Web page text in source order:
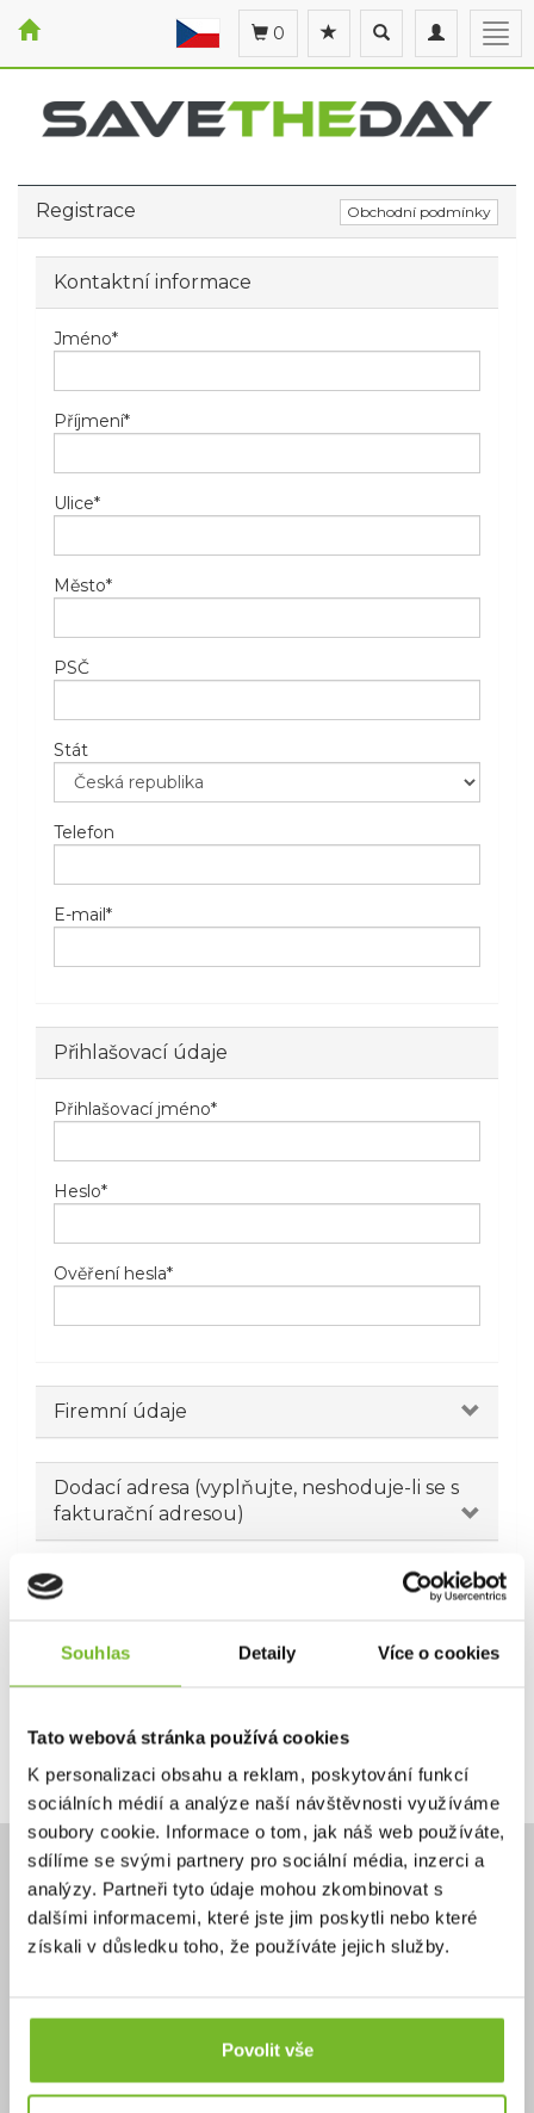
Souhlas Detaily Více o cookies
Tato webová stránka používá cookies
K personalizaci obsahu a reklam, poskytování funkcí
sociálních médií a analýze naší návštěvnosti využíváme
soubory cookie. Informace o tom, jak náš web používáte,
sdílíme se svými partnery pro sociální média, inzerci a
analýzy. Partneři tyto údaje mohou zkombinovat s
dalšími informacemi, které jste jim poskytli nebo které
získali v důsledku toho, že používáte jejich služby.
Povolit vše
Toggle
navigation
Toggle
search
0
Registrace Obchodní podmínky
Kontaktní informace
Jméno*
Příjmení*
Ulice*
Město*
PSČ
Stát
Telefon
E-mail*
Přihlašovací údaje
Přihlašovací jméno*
Heslo*
Ověření hesla*
Firemní údaje
Dodací adresa (vyplňujte, neshoduje-li se s
fakturační adresou)
Novinky emailem
Ano, chci dostávat emailem novinky.
Pokračovat
eshop@moris.cz